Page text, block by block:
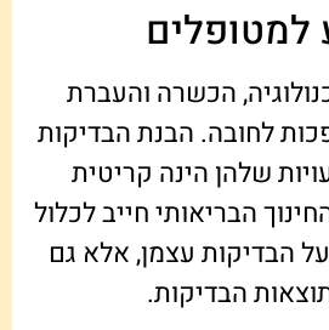
למטופלים
הכשרה והעברת
לחובה. הבנת הבדיקות
שלהן הינה קריטית
הבריאותי חייב לכלול
הבדיקות עצמן, אלא גם
הבדיקות.